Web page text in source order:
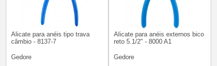
Alicate para anéis tipo trava
câmbio - 8137-7
Gedore
Alicate para anéis externos bico
reto 5.1/2" - 8000 A1
Gedore